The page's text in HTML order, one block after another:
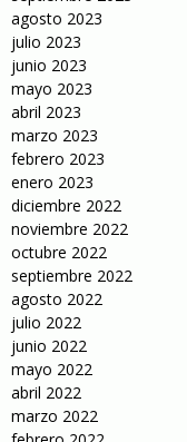
agosto 2023
julio 2023
junio 2023
mayo 2023
abril 2023
marzo 2023
febrero 2023
enero 2023
diciembre 2022
noviembre 2022
octubre 2022
septiembre 2022
agosto 2022
julio 2022
junio 2022
mayo 2022
abril 2022
marzo 2022